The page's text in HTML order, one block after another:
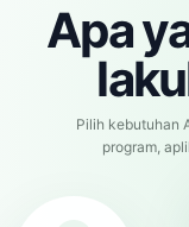
Apa
Pilih kebutuhan
program,